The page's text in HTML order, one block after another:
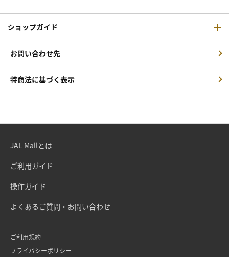
ショップガイド
お問い合わせ先
特商法に基づく表示
JAL Mallとは
ご利用ガイド
操作ガイド
よくあるご質問・お問い合わせ
ご利用規約
プライバシーポリシー